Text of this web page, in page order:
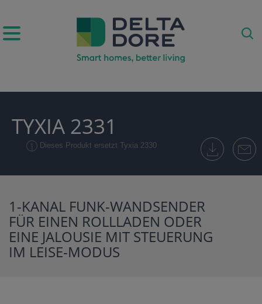
TYXIA 2331
Dieses Produkt ersetzt Tyxia 2330
1-KANAL FUNK-WANDSENDER
FÜR EINEN ROLLLADEN ODER
EINE JALOUSIE MIT STEUERUNG
IM LEISE-MODUS